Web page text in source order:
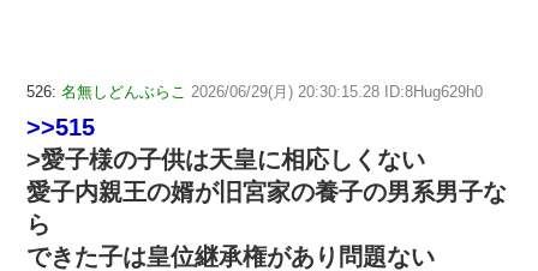
526: 名無しどんぶらこ 2026/06/29(月) 20:30:15.28 ID:8Hug629h0
>>515
>愛子様の子供は天皇に相応しくない
愛子内親王の婿が旧宮家の養子の男系男子な
ら
できた子は皇位継承権があり問題ない